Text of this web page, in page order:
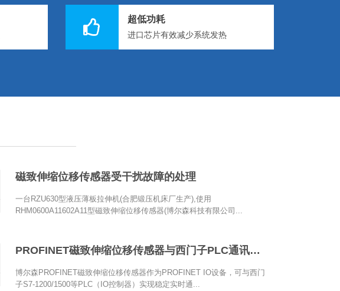
超低功耗
进口芯片有效减少系统发热
磁致伸缩位移传感器受干扰故障的处理
一台RZU630型液压薄板拉伸机(合肥锻压机床厂生产),使用
RHM0600A11602A11型磁致伸缩位移传感器(博尔森科技有限公司...
PROFINET磁致伸缩位移传感器与西门子PLC通讯配置
博尔森PROFINET磁致伸缩位移传感器作为PROFINET IO设备，可与西门
子S7‑1200/1500等PLC（IO控制器）实现稳定实时通...